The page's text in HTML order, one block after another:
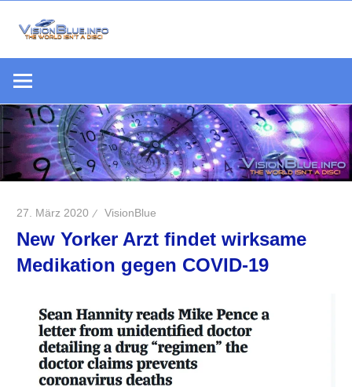
Inhalt
springen
Welt
keine
Scheibe
27. März 2020 VisionBlue
New Yorker Arzt findet wirksame
Medikation gegen COVID-19